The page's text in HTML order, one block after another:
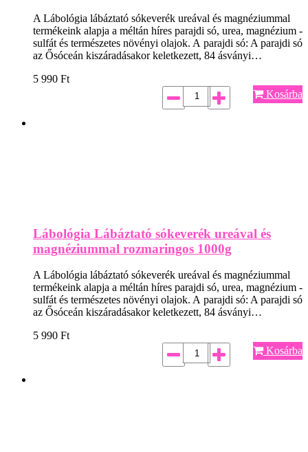
A Lábológia lábáztató sókeverék ureával és magnéziummal
termékeink alapja a méltán híres parajdi só, urea, magnézium -
sulfát és természetes növényi olajok. A parajdi só: A parajdi só
az Ősóceán kiszáradásakor keletkezett, 84 ásványi…
5 990 Ft
Kosárba
Lábológia Lábáztató sókeverék ureával és
magnéziummal rozmaringos 1000g
A Lábológia lábáztató sókeverék ureával és magnéziummal
termékeink alapja a méltán híres parajdi só, urea, magnézium -
sulfát és természetes növényi olajok. A parajdi só: A parajdi só
az Ősóceán kiszáradásakor keletkezett, 84 ásványi…
5 990 Ft
Kosárba